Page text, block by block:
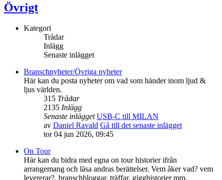
Övrigt
Kategori
Trådar
Inlägg
Senaste inlägget
Branschnyheter/Övriga nyheter
Här kan du posta nyheter om vad som händer inom ljud &
ljus världen.
315 Trådar
2135 Inlägg
Senaste inlägget USB-C till MILAN
av Daniel Ravald Gå till det senaste inlägget
tor 04 jun 2026, 09:45
On Tour
Här kan du bidra med egna on tour historier ifrån
arrangemang och läsa andras berättelser. Vem åker vad? vem
levererar?, branschbloggar, träffar, gigghistorier mm.